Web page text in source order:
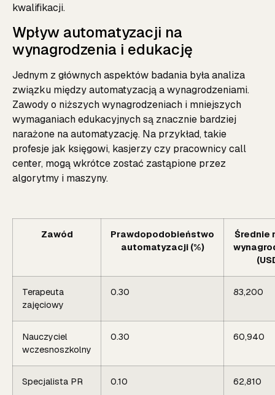
kwalifikacji.
Wpływ automatyzacji na
wynagrodzenia i edukację
Jednym z głównych aspektów badania była analiza
związku między automatyzacją a wynagrodzeniami.
Zawody o niższych wynagrodzeniach i mniejszych
wymaganiach edukacyjnych są znacznie bardziej
narażone na automatyzację. Na przykład, takie
profesje jak księgowi, kasjerzy czy pracownicy call
center, mogą wkrótce zostać zastąpione przez
algorytmy i maszyny.
Zawód
Prawdopodobieństwo
automatyzacji (%)
Średnie
Terapeuta
zajęciowy
0.30 83,200
Nauczyciel
wczesnoszkolny
0.30 60,940
Specjalista PR 0.10 62,810